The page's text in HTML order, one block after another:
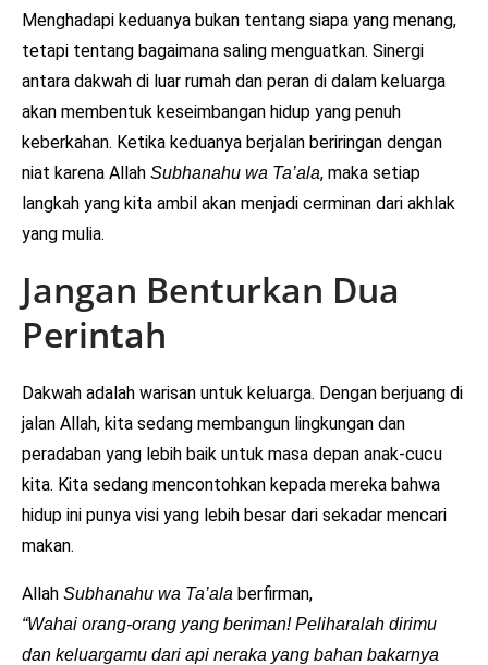
Menghadapi keduanya bukan tentang siapa yang menang,
tetapi tentang bagaimana saling menguatkan. Sinergi
antara dakwah di luar rumah dan peran di dalam keluarga
akan membentuk keseimbangan hidup yang penuh
keberkahan. Ketika keduanya berjalan beriringan dengan
niat karena Allah Subhanahu wa Ta’ala, maka setiap
langkah yang kita ambil akan menjadi cerminan dari akhlak
yang mulia.
Jangan Benturkan Dua
Perintah
Dakwah adalah warisan untuk keluarga. Dengan berjuang di
jalan Allah, kita sedang membangun lingkungan dan
peradaban yang lebih baik untuk masa depan anak-cucu
kita. Kita sedang mencontohkan kepada mereka bahwa
hidup ini punya visi yang lebih besar dari sekadar mencari
makan.
Allah Subhanahu wa Ta’ala berfirman,
“Wahai orang-orang yang beriman! Peliharalah dirimu
dan keluargamu dari api neraka yang bahan bakarnya